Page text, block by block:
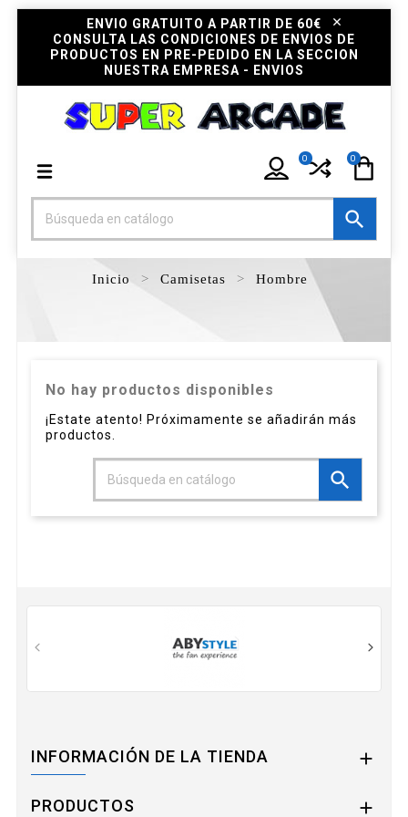
ENVIO GRATUITO A PARTIR DE 60€
CONSULTA LAS CONDICIONES DE ENVIOS DE
PRODUCTOS EN PRE-PEDIDO EN LA SECCION
NUESTRA EMPRESA - ENVIOS
0
0

Inicio Camisetas Hombre
No hay productos disponibles
¡Estate atento! Próximamente se añadirán más
productos.

INFORMACIÓN DE LA TIENDA 
PRODUCTOS 